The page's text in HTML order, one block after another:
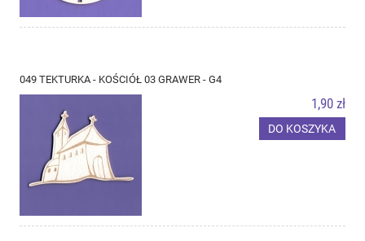
049 TEKTURKA - KOŚCIÓŁ 03 GRAWER - G4
1,90 zł
DO KOSZYKA